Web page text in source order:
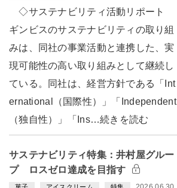
◇サステナビリティ活動リポート
ギンビスのサステナビリティの取り組
みは、同社の事業活動と連携した、実
現可能性の高い取り組みとして継続し
ている。同社は、経営方針である「Int
ernational（国際性）」「Independent
（独自性）」「Ins…続きを読む
サステナビリティ特集：井村屋グルー
プ ロスゼロ達成を目指す